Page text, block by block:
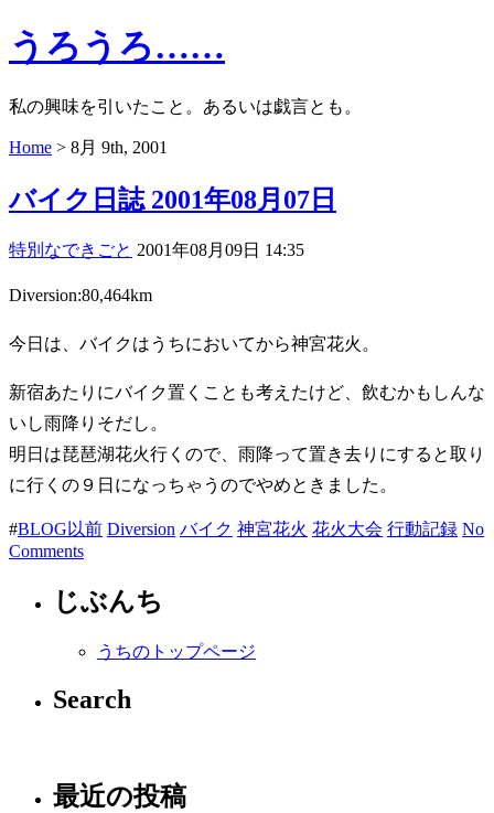
うろうろ……
私の興味を引いたこと。あるいは戯言とも。
Home > 8月 9th, 2001
バイク日誌 2001年08月07日
特別なできごと 2001年08月09日 14:35
Diversion:80,464km
今日は、バイクはうちにおいてから神宮花火。
新宿あたりにバイク置くことも考えたけど、飲むかもしんな
いし雨降りそだし。
明日は琵琶湖花火行くので、雨降って置き去りにすると取り
に行くの９日になっちゃうのでやめときました。
#BLOG以前 Diversion バイク 神宮花火 花火大会 行動記録 No
Comments
じぶんち
うちのトップページ
Search
最近の投稿